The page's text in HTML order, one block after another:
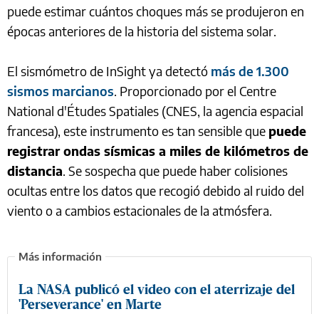
puede estimar cuántos choques más se produjeron en
épocas anteriores de la historia del sistema solar.
El sismómetro de InSight ya detectó más de 1.300
sismos marcianos. Proporcionado por el Centre
National d'Études Spatiales (CNES, la agencia espacial
francesa), este instrumento es tan sensible que puede
registrar ondas sísmicas a miles de kilómetros de
distancia. Se sospecha que puede haber colisiones
ocultas entre los datos que recogió debido al ruido del
viento o a cambios estacionales de la atmósfera.
La NASA publicó el video con el aterrizaje del
'Perseverance' en Marte